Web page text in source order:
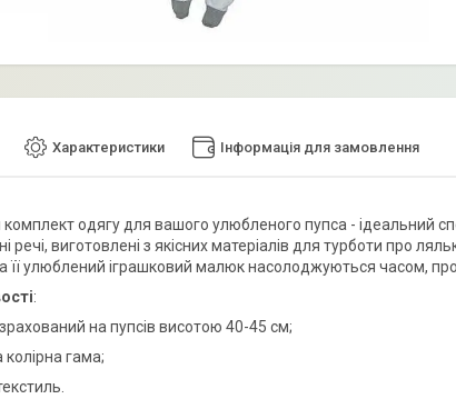
Характеристики Інформація для замовлення
комплект одягу для вашого улюбленого пупса - ідеальний
речі, виготовлені з якісних матеріалів для турботи про
її улюблений іграшковий малюк насолоджуються часом,
:
на пупсів висотою 40-45 см;
колірна гама;